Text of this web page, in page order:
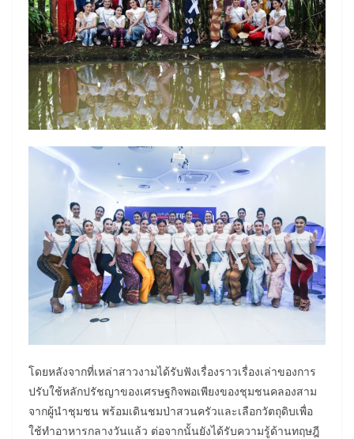
โดยหลังจากที่เหล่าสาวงามได้รับฟังเรื่องราวเรื่องเล่าของการ
ปรับใช้หลักปรัชญาของเศรษฐกิจพอเพียงของชุมชนคลองสาม
จากผู้นำชุมชน พร้อมเดินชมป่าสวนครัวและเลือกวัตถุดิบเพื่อ
ใช้ทำอาหารกลางวันแล้ว ต่อจากนั้นยังได้รับความรู้ด้านทฤษฎี